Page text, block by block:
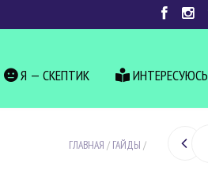
Я — СКЕПТИК ИНТЕРЕСУЮСЬ
ГЛАВНАЯ / ГАЙДЫ /